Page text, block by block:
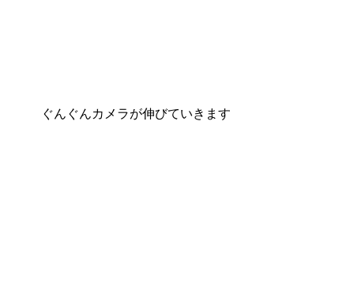
ぐんぐんカメラが伸びていきます